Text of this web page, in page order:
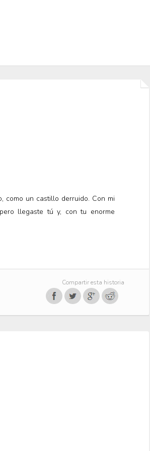
como un castillo derruido. Con mi
llegaste tú y, con tu enorme
Compartir esta historia